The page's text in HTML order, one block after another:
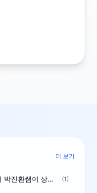
더 보기
깜놀~ 부산 AI교육콘퍼런스에서 박진환쌤이 상받으려 나오셨네요~ ^^ (1)